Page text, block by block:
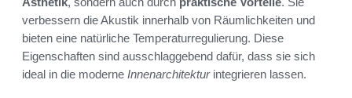
verbessern die Akustik innerhalb von Räumlichkeiten und
bieten eine natürliche Temperaturregulierung. Diese
Eigenschaften sind ausschlaggebend dafür, dass sie sich
ideal in die moderne Innenarchitekturintegrieren lassen.